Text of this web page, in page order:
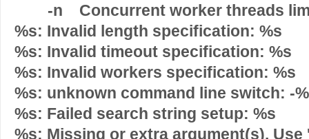
-n Concurrent worker threads
%s: Invalid length specification: %s
%s: Invalid timeout specification: %s
%s: Invalid workers specification: %s
%s: unknown command line switch: -
%s: Failed search string setup: %s
%s: Missing or extra argument(s). Use